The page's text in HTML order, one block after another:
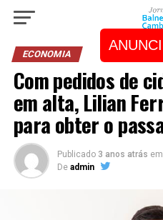
ECONOMIA
Com pedidos de
em alta, Lilian
para obter o
Publicado 3 anos atrás em
De admin